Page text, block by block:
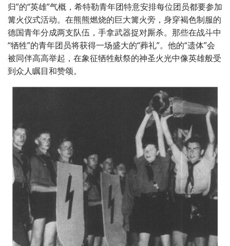
归”的“英雄”气概，希特勒青年团特意安排每位团员都要参加
篝火仪式活动。在熊熊燃烧的巨大篝火旁，身穿褐色制服的
德国青年分成两支队伍，手拿武器捉对厮杀。那些在战斗中
“牺牲”的青年团员将获得一场盛大的“葬礼”。他的“遗体”会
被同伴高高举起，在象征牺牲献祭的神圣火光中像英雄般受
到众人瞩目和赞颂。